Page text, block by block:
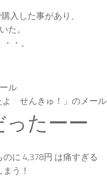
入した事があり、
た。
・。
ル
せんきゅ！」のメール
たーー
に 4,378円 は痛すぎる
う！